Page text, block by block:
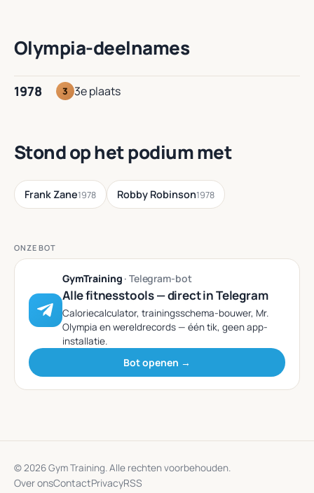
Olympia-deelnames
1978 3 3e plaats
Stond op het podium met
Frank Zane1978 Robby Robinson1978
ONZE BOT
GymTraining · Telegram-bot
Alle fitnesstools — direct in Telegram
Caloriecalculator, trainingsschema-bouwer, Mr.
Olympia en wereldrecords — één tik, geen app-
installatie.
Bot openen →
© 2026 Gym Training. Alle rechten voorbehouden.
Over onsContactPrivacyRSS